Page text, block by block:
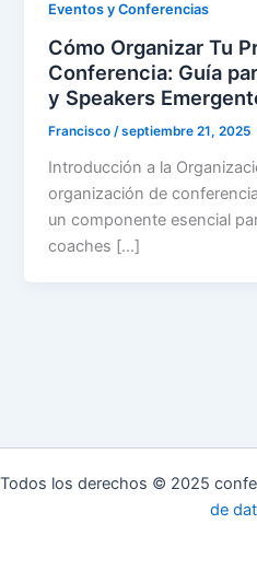
Eventos y Conferencias
Cómo Organizar Tu
Conferencia: Guía
y Speakers
Francisco /septiembre 21, 2025
Introducción a la
organización de
un componente esencial
coaches […]
Todos los derechos © 2025
de